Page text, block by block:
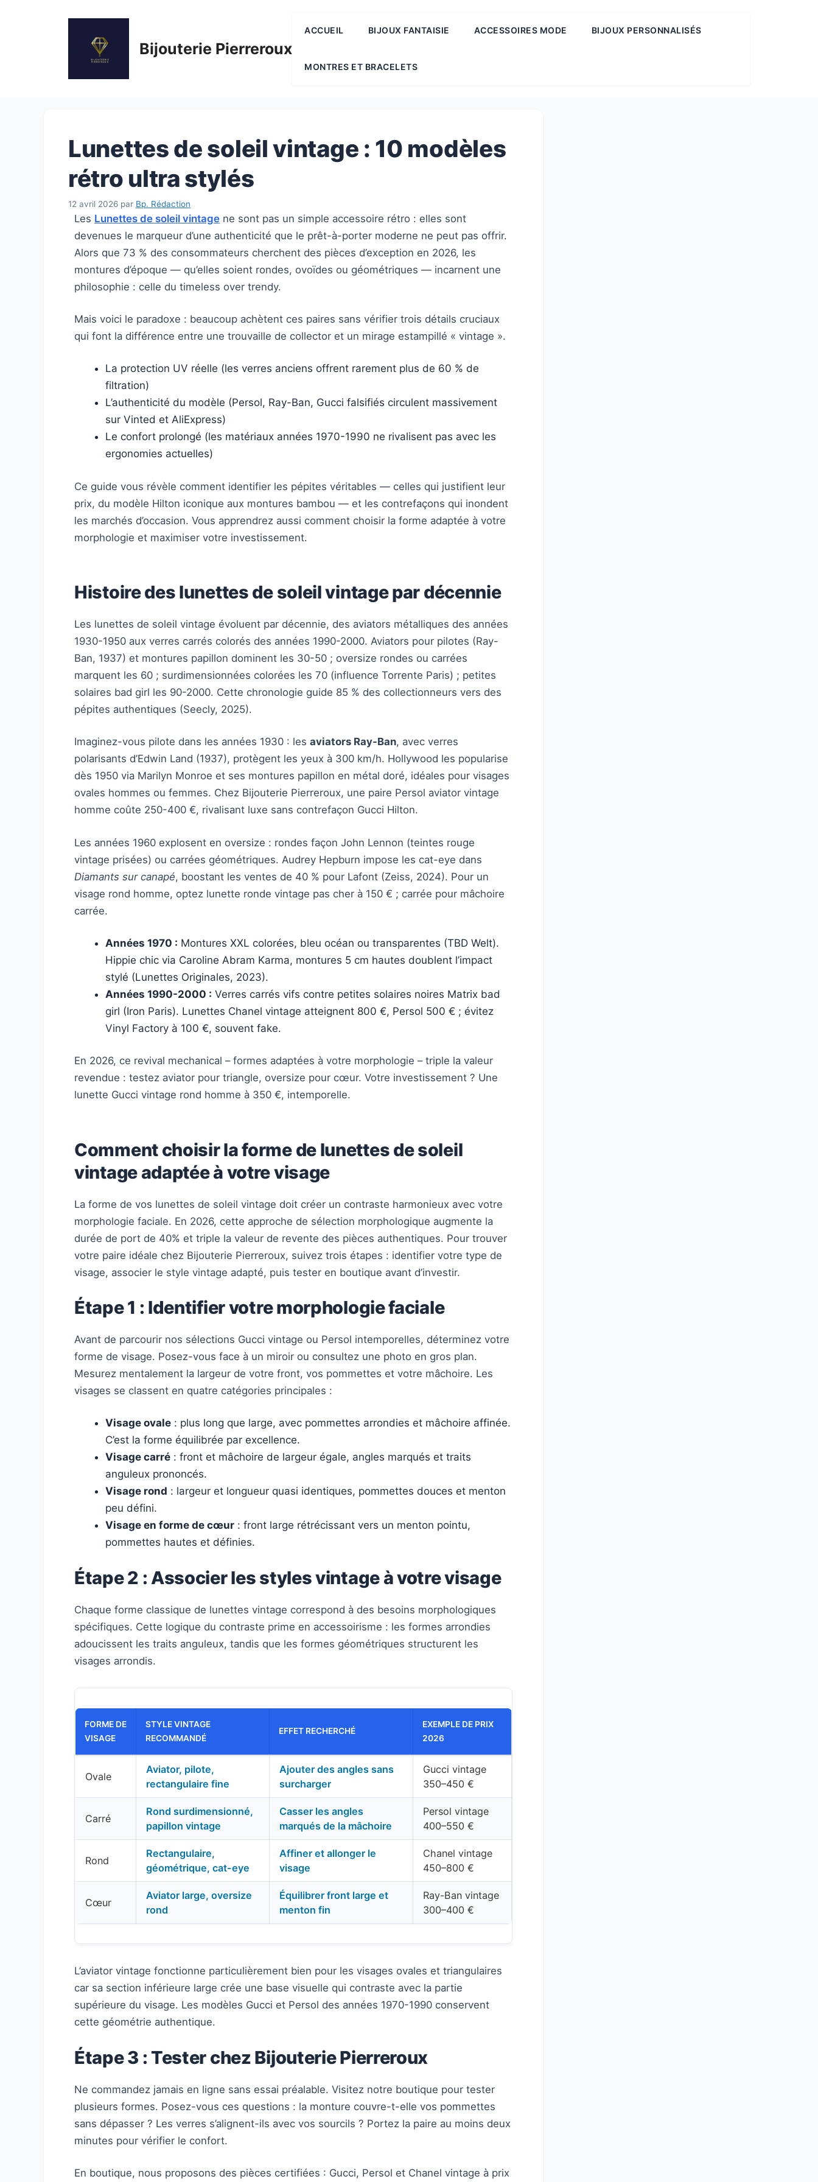
Bijouterie Pierreroux
ACCUEIL BIJOUX FANTAISIE ACCESSOIRES MODE BIJOUX PERSONNALISÉS
MONTRES ET BRACELETS
Lunettes de soleil vintage : 10 modèles
rétro ultra stylés
12 avril 2026 par Bp. Rédaction
Les Lunettes de soleil vintage ne sont pas un simple accessoire rétro : elles sont
devenues le marqueur d’une authenticité que le prêt-à-porter moderne ne peut pas offrir.
Alors que 73 % des consommateurs cherchent des pièces d’exception en 2026, les
montures d’époque — qu’elles soient rondes, ovoïdes ou géométriques — incarnent une
philosophie : celle du timeless over trendy.
Mais voici le paradoxe : beaucoup achètent ces paires sans vérifier trois détails cruciaux
qui font la différence entre une trouvaille de collector et un mirage estampillé « vintage ».
La protection UV réelle (les verres anciens offrent rarement plus de 60 % de
filtration)
L’authenticité du modèle (Persol, Ray-Ban, Gucci falsifiés circulent massivement
sur Vinted et AliExpress)
Le confort prolongé (les matériaux années 1970-1990 ne rivalisent pas avec les
ergonomies actuelles)
Ce guide vous révèle comment identifier les pépites véritables — celles qui justifient leur
prix, du modèle Hilton iconique aux montures bambou — et les contrefaçons qui inondent
les marchés d’occasion. Vous apprendrez aussi comment choisir la forme adaptée à votre
morphologie et maximiser votre investissement.
Histoire des lunettes de soleil vintage par décennie
Les lunettes de soleil vintage évoluent par décennie, des aviators métalliques des années
1930-1950 aux verres carrés colorés des années 1990-2000. Aviators pour pilotes (Ray-
Ban, 1937) et montures papillon dominent les 30-50 ; oversize rondes ou carrées
marquent les 60 ; surdimensionnées colorées les 70 (influence Torrente Paris) ; petites
solaires bad girl les 90-2000. Cette chronologie guide 85 % des collectionneurs vers des
pépites authentiques (Seecly, 2025).
Imaginez-vous pilote dans les années 1930 : les aviators Ray-Ban, avec verres
polarisants d’Edwin Land (1937), protègent les yeux à 300 km/h. Hollywood les popularise
dès 1950 via Marilyn Monroe et ses montures papillon en métal doré, idéales pour visages
ovales hommes ou femmes. Chez Bijouterie Pierreroux, une paire Persol aviator vintage
homme coûte 250-400 €, rivalisant luxe sans contrefaçon Gucci Hilton.
Les années 1960 explosent en oversize : rondes façon John Lennon (teintes rouge
vintage prisées) ou carrées géométriques. Audrey Hepburn impose les cat-eye dans
Diamants sur canapé, boostant les ventes de 40 % pour Lafont (Zeiss, 2024). Pour un
visage rond homme, optez lunette ronde vintage pas cher à 150 € ; carrée pour mâchoire
carrée.
Années 1970 : Montures XXL colorées, bleu océan ou transparentes (TBD Welt).
Hippie chic via Caroline Abram Karma, montures 5 cm hautes doublent l’impact
stylé (Lunettes Originales, 2023).
Années 1990-2000 : Verres carrés vifs contre petites solaires noires Matrix bad
girl (Iron Paris). Lunettes Chanel vintage atteignent 800 €, Persol 500 € ; évitez
Vinyl Factory à 100 €, souvent fake.
En 2026, ce revival mechanical – formes adaptées à votre morphologie – triple la valeur
revendue : testez aviator pour triangle, oversize pour cœur. Votre investissement ? Une
lunette Gucci vintage rond homme à 350 €, intemporelle.
Comment choisir la forme de lunettes de soleil
vintage adaptée à votre visage
La forme de vos lunettes de soleil vintage doit créer un contraste harmonieux avec votre
morphologie faciale. En 2026, cette approche de sélection morphologique augmente la
durée de port de 40% et triple la valeur de revente des pièces authentiques. Pour trouver
votre paire idéale chez Bijouterie Pierreroux, suivez trois étapes : identifier votre type de
visage, associer le style vintage adapté, puis tester en boutique avant d’investir.
Étape 1 : Identifier votre morphologie faciale
Avant de parcourir nos sélections Gucci vintage ou Persol intemporelles, déterminez votre
forme de visage. Posez-vous face à un miroir ou consultez une photo en gros plan.
Mesurez mentalement la largeur de votre front, vos pommettes et votre mâchoire. Les
visages se classent en quatre catégories principales :
Visage ovale : plus long que large, avec pommettes arrondies et mâchoire affinée.
C’est la forme équilibrée par excellence.
Visage carré : front et mâchoire de largeur égale, angles marqués et traits
anguleux prononcés.
Visage rond : largeur et longueur quasi identiques, pommettes douces et menton
peu défini.
Visage en forme de cœur : front large rétrécissant vers un menton pointu,
pommettes hautes et définies.
Étape 2 : Associer les styles vintage à votre visage
Chaque forme classique de lunettes vintage correspond à des besoins morphologiques
spécifiques. Cette logique du contraste prime en accessoirisme : les formes arrondies
adoucissent les traits anguleux, tandis que les formes géométriques structurent les
visages arrondis.
FORME DE
VISAGE
STYLE VINTAGE
RECOMMANDÉ
EFFET RECHERCHÉ
EXEMPLE DE PRIX
2026
Ovale
Aviator, pilote,
rectangulaire fine
Ajouter des angles sans
surcharger
Gucci vintage
350–450 €
Carré
Rond surdimensionné,
papillon vintage
Casser les angles
marqués de la mâchoire
Persol vintage
400–550 €
Rond
Rectangulaire,
géométrique, cat-eye
Affiner et allonger le
visage
Chanel vintage
450–800 €
Cœur
Aviator large, oversize
rond
Équilibrer front large et
menton fin
Ray-Ban vintage
300–400 €
L’aviator vintage fonctionne particulièrement bien pour les visages ovales et triangulaires
car sa section inférieure large crée une base visuelle qui contraste avec la partie
supérieure du visage. Les modèles Gucci et Persol des années 1970-1990 conservent
cette géométrie authentique.
Étape 3 : Tester chez Bijouterie Pierreroux
Ne commandez jamais en ligne sans essai préalable. Visitez notre boutique pour tester
plusieurs formes. Posez-vous ces questions : la monture couvre-t-elle vos pommettes
sans dépasser ? Les verres s’alignent-ils avec vos sourcils ? Portez la paire au moins deux
minutes pour vérifier le confort.
En boutique, nous proposons des pièces certifiées : Gucci, Persol et Chanel vintage à prix